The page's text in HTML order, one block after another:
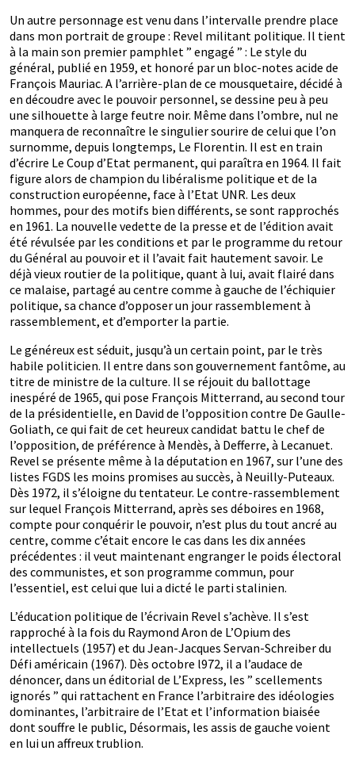
Un autre personnage est venu dans l’intervalle prendre place
dans mon portrait de groupe : Revel militant politique. Il tient
à la main son premier pamphlet ” engagé ” : Le style du
général, publié en 1959, et honoré par un bloc-notes acide de
François Mauriac. A l’arrière-plan de ce mousquetaire, décidé à
en découdre avec le pouvoir personnel, se dessine peu à peu
une silhouette à large feutre noir. Même dans l’ombre, nul ne
manquera de reconnaître le singulier sourire de celui que l’on
surnomme, depuis longtemps, Le Florentin. Il est en train
d’écrire Le Coup d’Etat permanent, qui paraîtra en 1964. Il fait
figure alors de champion du libéralisme politique et de la
construction européenne, face à l’Etat UNR. Les deux
hommes, pour des motifs bien différents, se sont rapprochés
en 1961. La nouvelle vedette de la presse et de l’édition avait
été révulsée par les conditions et par le programme du retour
du Général au pouvoir et il l’avait fait hautement savoir. Le
déjà vieux routier de la politique, quant à lui, avait flairé dans
ce malaise, partagé au centre comme à gauche de l’échiquier
politique, sa chance d’opposer un jour rassemblement à
rassemblement, et d’emporter la partie.
Le généreux est séduit, jusqu’à un certain point, par le très
habile politicien. Il entre dans son gouvernement fantôme, au
titre de ministre de la culture. Il se réjouit du ballottage
inespéré de 1965, qui pose François Mitterrand, au second tour
de la présidentielle, en David de l’opposition contre De Gaulle-
Goliath, ce qui fait de cet heureux candidat battu le chef de
l’opposition, de préférence à Mendès, à Defferre, à Lecanuet.
Revel se présente même à la députation en 1967, sur l’une des
listes FGDS les moins promises au succès, à Neuilly-Puteaux.
Dès 1972, il s’éloigne du tentateur. Le contre-rassemblement
sur lequel François Mitterrand, après ses déboires en 1968,
compte pour conquérir le pouvoir, n’est plus du tout ancré au
centre, comme c’était encore le cas dans les dix années
précédentes : il veut maintenant engranger le poids électoral
des communistes, et son programme commun, pour
l’essentiel, est celui que lui a dicté le parti stalinien.
L’éducation politique de l’écrivain Revel s’achève. Il s’est
rapproché à la fois du Raymond Aron de L’Opium des
intellectuels (1957) et du Jean-Jacques Servan-Schreiber du
Défi américain (1967). Dès octobre l972, il a l’audace de
dénoncer, dans un éditorial de L’Express, les ” scellements
ignorés ” qui rattachent en France l’arbitraire des idéologies
dominantes, l’arbitraire de l’Etat et l’information biaisée
dont souffre le public, Désormais, les assis de gauche voient
en lui un affreux trublion.